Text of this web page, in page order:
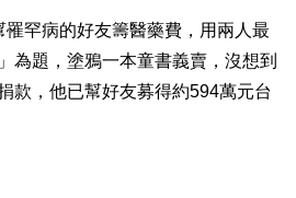
罕病的好友籌醫藥費，用兩人最
為題，塗鴉一本童書義賣，沒想到
款，他已幫好友募得約594萬元台